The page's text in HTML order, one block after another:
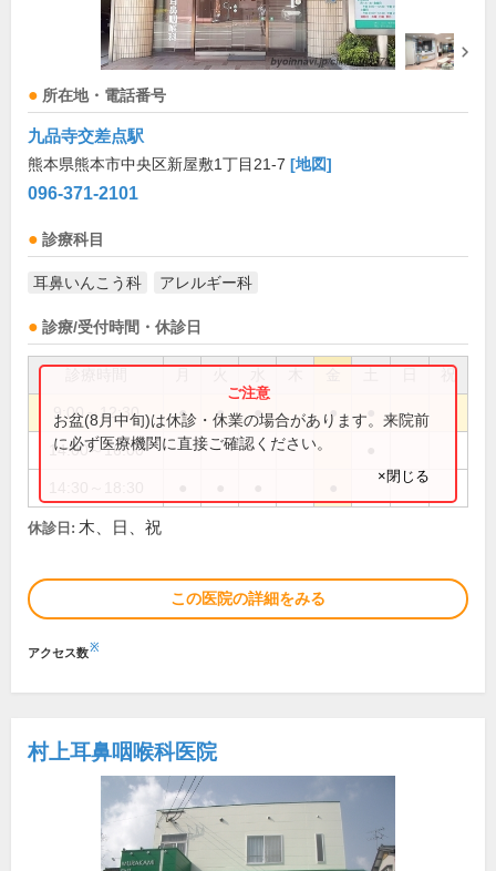
所在地・電話番号
九品寺交差点駅
熊本県熊本市中央区新屋敷1丁目21-7 [地図]
096-371-2101
診療科目
耳鼻いんこう科 アレルギー科
診療/受付時間・休診日
祝
9:00～12:30 ● ● ● ●
14:00～16:00
お盆(8月中旬)は休診・休業の場合があります。来院前
に必ず医療機関に直接ご確認ください。
×閉じる
休診日: 木、日、祝
この医院の詳細をみる
アクセス数※
村上耳鼻咽喉科医院